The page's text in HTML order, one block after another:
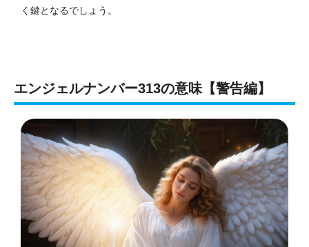
く鍵となるでしょう。
エンジェルナンバー313の意味【警告編】